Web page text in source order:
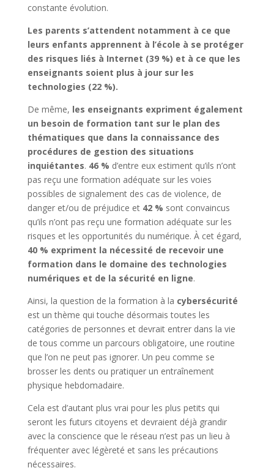
constante évolution.
Les parents s’attendent notamment à ce que
leurs enfants apprennent à l’école à se protéger
des risques liés à Internet (39 %) et à ce que les
enseignants soient plus à jour sur les
technologies (22 %).
De même, les enseignants expriment également
un besoin de formation tant sur le plan des
thématiques que dans la connaissance des
procédures de gestion des situations
inquiétantes. 46 % d’entre eux estiment qu’ils n’ont
pas reçu une formation adéquate sur les voies
possibles de signalement des cas de violence, de
danger et/ou de préjudice et 42 % sont convaincus
qu’ils n’ont pas reçu une formation adéquate sur les
risques et les opportunités du numérique. À cet égard,
40 % expriment la nécessité de recevoir une
formation dans le domaine des technologies
numériques et de la sécurité en ligne.
Ainsi, la question de la formation à la cybersécurité
est un thème qui touche désormais toutes les
catégories de personnes et devrait entrer dans la vie
de tous comme un parcours obligatoire, une routine
que l’on ne peut pas ignorer. Un peu comme se
brosser les dents ou pratiquer un entraînement
physique hebdomadaire.
Cela est d’autant plus vrai pour les plus petits qui
seront les futurs citoyens et devraient déjà grandir
avec la conscience que le réseau n’est pas un lieu à
fréquenter avec légèreté et sans les précautions
nécessaires.